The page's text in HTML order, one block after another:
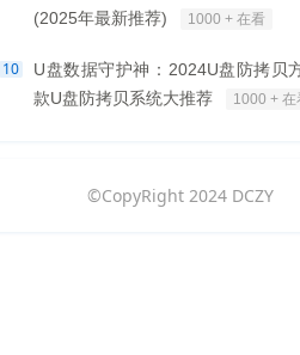
(2025年最新推荐)
1000 + 在看
10
U盘数据守护神：2024U盘防拷贝
款U盘防拷贝系统大推荐
1000 + 在
©CopyRight 2024 DCZY